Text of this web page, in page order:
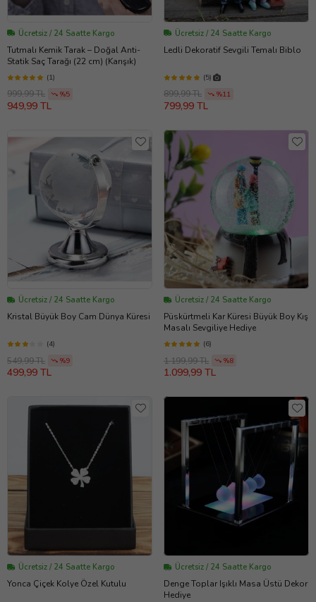
Ücretsiz / 24 Saatte Kargo
Tutmalı Kemik Tarak – Doğal Anti-
Statik Saç Tarağı (22 cm) (Karışık)
(1)
999,99 TL %5
949,99 TL
Ücretsiz / 24 Saatte Kargo
Ledli Dekoratif Sevgili Temalı Biblo
(5)
899,99 TL %11
799,99 TL
Ücretsiz / 24 Saatte Kargo
Kristal Büyük Boy Cam Dünya Küresi
(4)
549,99 TL %9
499,99 TL
Ücretsiz / 24 Saatte Kargo
Püskürtmeli Kar Küresi Büyük Boy Kış
Masalı Sevgiliye Hediye
(6)
1.199,99 TL %8
1.099,99 TL
Ücretsiz / 24 Saatte Kargo
Yonca Çiçek Kolye Özel Kutulu
Ücretsiz / 24 Saatte Kargo
Denge Toplar Işıklı Masa Üstü Dekor
Hediye